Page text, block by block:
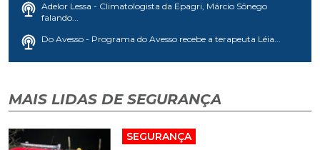
Adelor Lessa - Climatologista da Epagri, Márcio Sônego
falando...
Do Avesso - Programa do Avesso recebe a terapeuta Léia...
MAIS LIDAS DE SEGURANÇA
SEGURANÇA